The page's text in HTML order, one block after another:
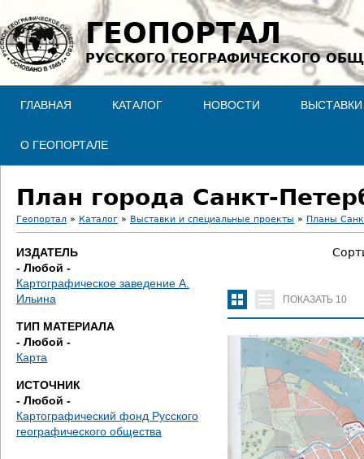
Jump to navigation
ГЕОПОРТАЛ
РУССКОГО ГЕОГРАФИЧЕСКОГО
ГЛАВНАЯ КАТАЛОГ НОВОСТИ ВЫСТАВКИ
О ГЕОПОРТАЛЕ
План города Санкт-
В
ы
з
д
с
ь
Геопортал » Каталог » Выставки и специальные проекты » Планы
ИЗДАТЕЛЬ
- Любой -
Картографическое заведение А.
Ильина
ТИП МАТЕРИАЛА
- Любой -
Карта
ИСТОЧНИК
- Любой -
Картографический фонд Русского
географического общества
ПОКАЗАТЬ 10